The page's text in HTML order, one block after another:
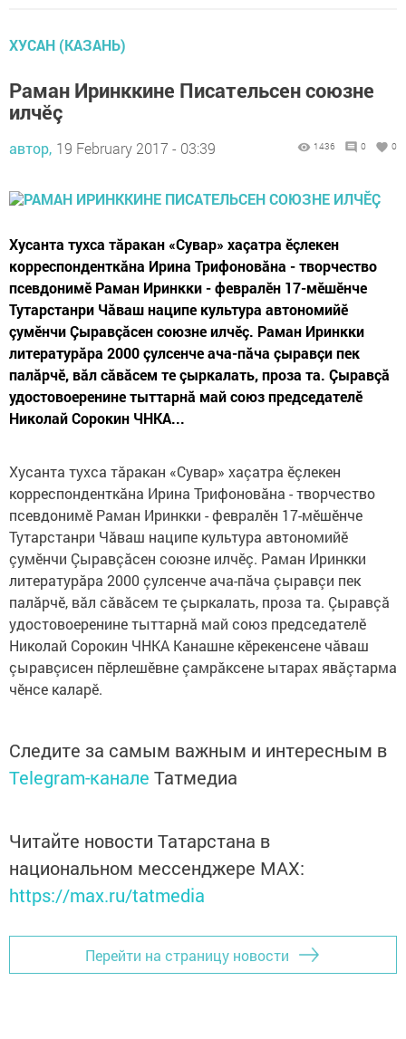
ХУСАН (КАЗАНЬ)
Раман Иринккине Писательсен союзне
илчӗç
автор, 19 February 2017 - 03:39 1436 0 0
Хусанта тухса тăракан «Сувар» хаçатра ӗçлекен
корреспонденткăна Ирина Трифоновăна - творчество
псевдонимӗ Раман Иринкки - февралӗн 17-мӗшӗнче
Тутарстанри Чăваш наципе культура автономийӗ
çумӗнчи Çыравçăсен союзне илчӗç. Раман Иринкки
литературăра 2000 çулсенче ача-пăча çыравçи пек
палăрчӗ, вăл сăвăсем те çыркалать, проза та. Çыравçă
удостовоеренине тыттарнă май союз председателӗ
Николай Сорокин ЧНКА...
Хусанта тухса тăракан «Сувар» хаçатра ӗçлекен
корреспонденткăна Ирина Трифоновăна - творчество
псевдонимӗ Раман Иринкки - февралӗн 17-мӗшӗнче
Тутарстанри Чăваш наципе культура автономийӗ
çумӗнчи Çыравçăсен союзне илчӗç. Раман Иринкки
литературăра 2000 çулсенче ача-пăча çыравçи пек
палăрчӗ, вăл сăвăсем те çыркалать, проза та. Çыравçă
удостовоеренине тыттарнă май союз председателӗ
Николай Сорокин ЧНКА Канашне кӗрекенсене чăваш
çыравçисен пӗрлешӗвне çамрăксене ытарах явăçтарма
чӗнсе каларӗ.
Следите за самым важным и интересным в
Telegram-канале Татмедиа
Читайте новости Татарстана в
национальном мессенджере MАХ:
https://max.ru/tatmedia
Перейти на страницу новости